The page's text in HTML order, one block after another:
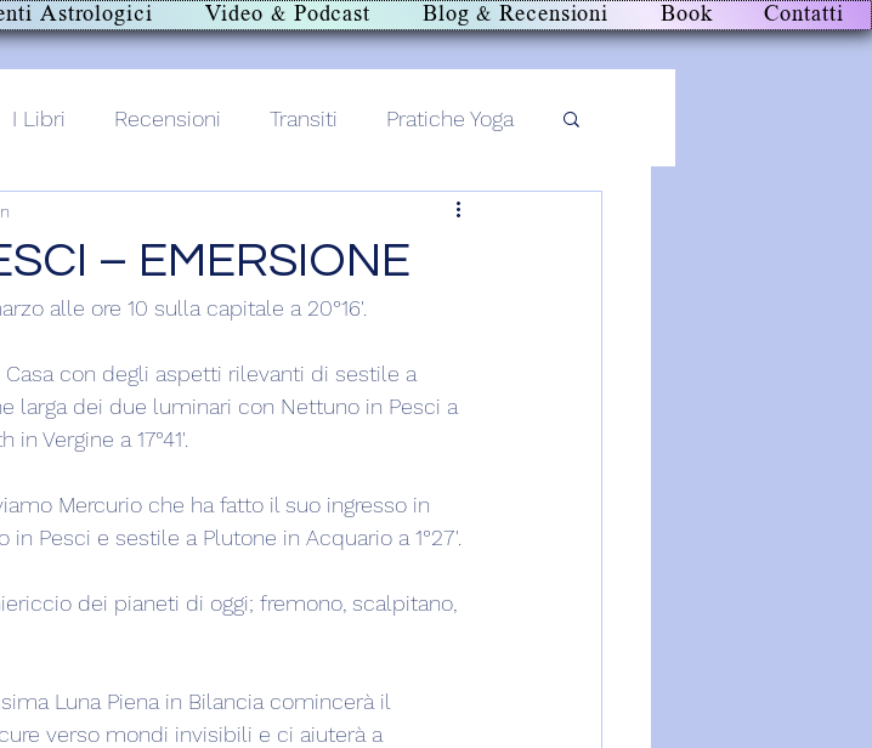
Astrologici Video & Podcast Blog & Recensioni Book Contatti
I Libri Recensioni Transiti Pratiche Yoga
– EMERSIONE
alle ore 10 sulla capitale a 20°16'.
con degli aspetti rilevanti di sestile a
larga dei due luminari con Nettuno in Pesci a
Vergine a 17°41'.
Mercurio che ha fatto il suo ingresso in
Pesci e sestile a Plutone in Acquario a 1°27'.
dei pianeti di oggi; fremono, scalpitano,
Luna Piena in Bilancia comincerà il
verso mondi invisibili e ci aiuterà a